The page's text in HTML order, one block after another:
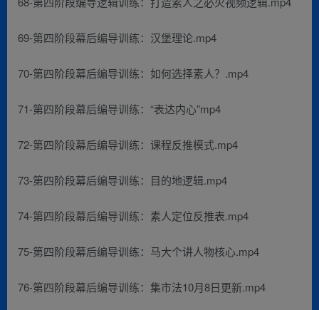
69-第四阶段幕后编导训练：汉堡理论.mp4
70-第四阶段幕后编导训练：如何选择素人？.mp4
71-第四阶段幕后编导训练：“表达内心”mp4
72-第四阶段幕后编导训练：课程反推模式.mp4
73-第四阶段幕后编导训练：目的地逻辑.mp4
74-第四阶段幕后编导训练：素人定位反推表.mp4
75-第四阶段幕后编导训练：马大个讲人物核心.mp4
76-第四阶段幕后编导训练：集市法10月8日更新.mp4